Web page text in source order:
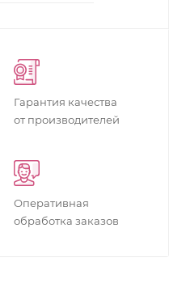
Гарантия качества
от производителей
Оперативная
обработка заказов